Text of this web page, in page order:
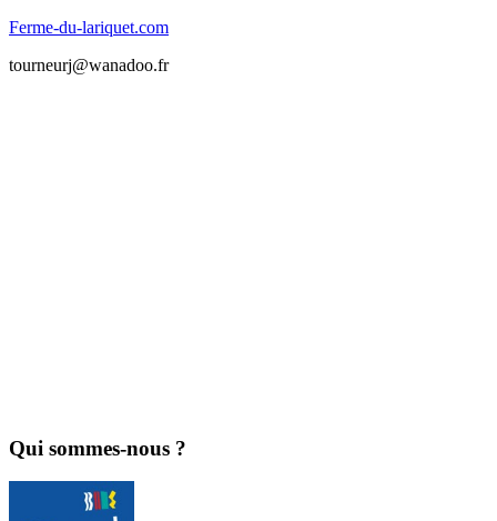
Ferme-du-lariquet.com
tourneurj@wanadoo.fr
Qui sommes-nous ?